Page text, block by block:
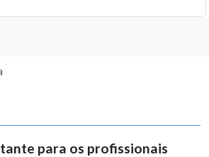
para os profissionais